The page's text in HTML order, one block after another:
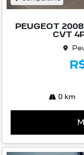
PEUGEOT
CVT
0 km